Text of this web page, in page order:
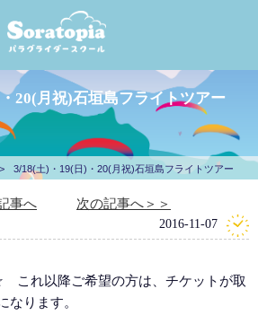
> 3/18(土)・19(日)・20(月祝)石垣島フライトツアー
20(月祝)石垣島フライトツアー
事へ 次の記事へ＞＞
2016-11-07
これ以降ご希望の方は、チケットが取
なります。